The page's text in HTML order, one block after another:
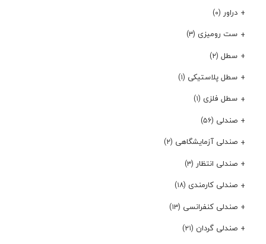
دراور (۰)
ست رومیزی (۳)
سطل (۲)
سطل پلاستیکی (۱)
سطل فلزی (۱)
صندلی (۵۶)
صندلی آزمایشگاهی (۲)
صندلی انتظار (۳)
صندلی کارمندی (۱۸)
صندلی کنفرانسی (۱۳)
صندلی گردان (۲۱)